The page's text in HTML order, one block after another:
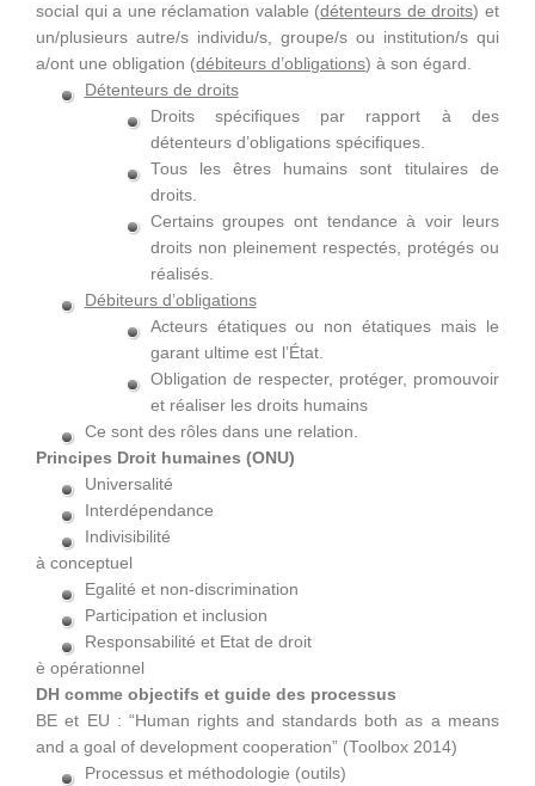
social qui a une réclamation valable (détenteurs de droits) et
un/plusieurs autre/s individu/s, groupe/s ou institution/s qui
a/ont une obligation (débiteurs d’obligations) à son égard.
Détenteurs de droits
Droits spécifiques par rapport à des
détenteurs d’obligations spécifiques.
Tous les êtres humains sont titulaires de
droits.
Certains groupes ont tendance à voir leurs
droits non pleinement respectés, protégés ou
réalisés.
Débiteurs d’obligations
Acteurs étatiques ou non étatiques mais le
garant ultime est l’État.
Obligation de respecter, protéger, promouvoir
et réaliser les droits humains
Ce sont des rôles dans une relation.
Principes Droit humaines (ONU)
Universalité
Interdépendance
Indivisibilité
à conceptuel
Egalité et non-discrimination
Participation et inclusion
Responsabilité et Etat de droit
è opérationnel
DH comme objectifs et guide des processus
BE et EU : “Human rights and standards both as a means
and a goal of development cooperation” (Toolbox 2014)
Processus et méthodologie (outils)